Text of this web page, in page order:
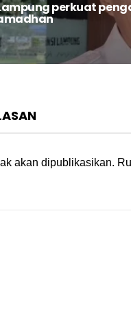
perkuat
akan dipublikasikan.